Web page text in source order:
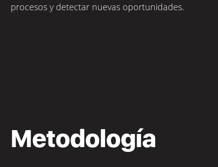
procesos y detectar nuevas oportunidades.
Metodología